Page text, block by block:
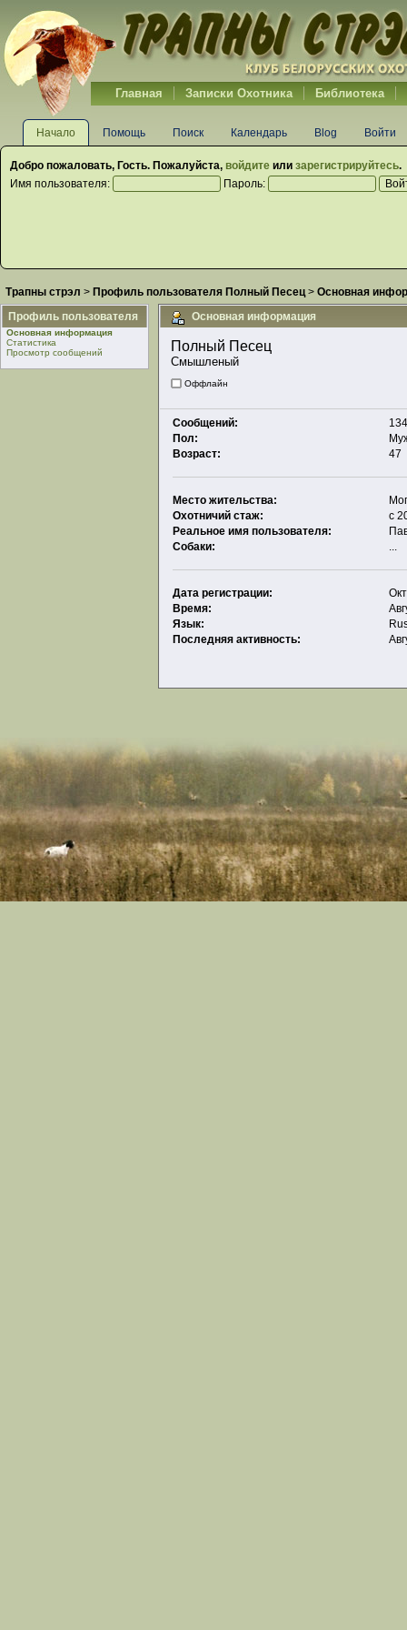
Главная Записки Охотника Библиотека
Начало Помощь Поиск Календарь Blog Войти
Добро пожаловать, Гость. Пожалуйста, войдите или зарегистрируйтесь.
Имя пользователя:
Пароль:
Трапны стрэл > Профиль пользователя Полный Песец> Основная
Профиль пользователя
Основная информация
Статистика
Просмотр сообщений
Основная информация
Полный Песец
Смышленый
Оффлайн
Сообщений:
Пол:
Возраст:
47
Место жительства:
Охотничий стаж:
с
Реальное имя пользователя:
Собаки:
...
Дата регистрации:
Время:
Язык:
Последняя активность: